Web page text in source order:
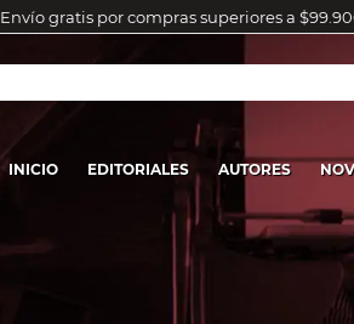
Envío gratis por compras superiores a
INICIO EDITORIALES AUTORES